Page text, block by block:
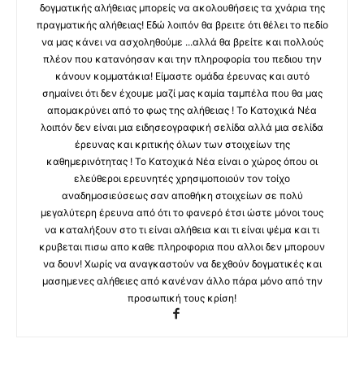
δογματικής αλήθειας μπορείς να ακολουθήσεις τα χνάρια της
πραγματικής αλήθειας! Εδώ λοιπόν θα βρειτε ότι θέλει το πεδίο
να μας κάνει να ασχοληθούμε ...αλλά θα βρείτε και πολλούς
πλέον που κατανόησαν και την πληροφορία του πεδιου την
κάνουν κομματάκια! Είμαστε ομάδα έρευνας και αυτό
σημαίνει ότι δεν έχουμε μαζί μας καμία ταμπέλα που θα μας
απομακρύνει από το φως της αλήθειας ! Το Κατοχικά Νέα
λοιπόν δεν είναι μια ειδησεογραφική σελίδα αλλά μια σελίδα
έρευνας και κριτικής όλων των στοιχείων της
καθημερινότητας ! Το Κατοχικά Νέα είναι ο χώρος όπου οι
ελεύθεροι ερευνητές χρησιμοποιούν τον τοίχο
αναδημοσιεύσεως σαν αποθήκη στοιχείων σε πολύ
μεγαλύτερη έρευνα από ότι το φανερό έτσι ώστε μόνοι τους
να καταλήξουν στο τι είναι αλήθεια και τι είναι ψέμα και τι
κρυβεται πισω απο καθε πληροφορια που αλλοι δεν μπορουν
να δουν! Χωρίς να αναγκαστούν να δεχθούν δογματικές και
μασημενες αλήθειες από κανέναν άλλο πάρα μόνο από την
προσωπική τους κρίση!